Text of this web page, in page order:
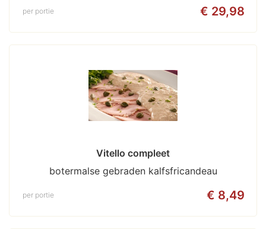
€ 29,98
per portie
Vitello compleet
botermalse gebraden kalfsfricandeau
€ 8,49
per portie